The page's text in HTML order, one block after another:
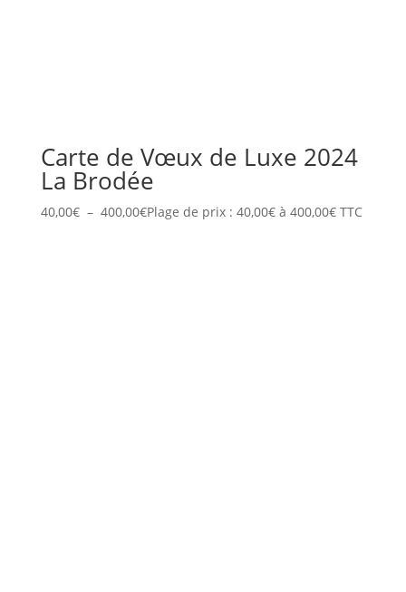
Carte de Vœux de Luxe 2024
La Brodée
40,00€ – 400,00€Plage de prix : 40,00€ à 400,00€ TTC